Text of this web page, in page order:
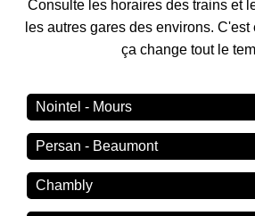
Consulte les horaires des trains et
les autres gares des environs.
ça change tout le
Nointel - Mours
Persan - Beaumont
Chambly